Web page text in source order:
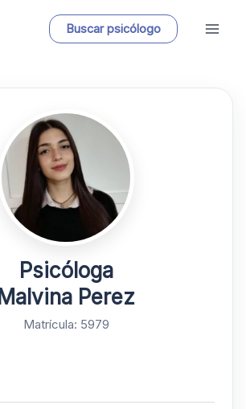
Buscar psicólogo
Psicóloga
Malvina Perez
Matrícula: 5979